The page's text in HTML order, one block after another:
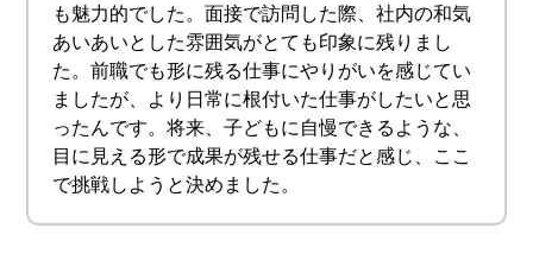
も魅力的でした。面接で訪問した際、社内の和気
あいあいとした雰囲気がとても印象に残りまし
た。前職でも形に残る仕事にやりがいを感じてい
ましたが、より日常に根付いた仕事がしたいと思
ったんです。将来、子どもに自慢できるような、
目に見える形で成果が残せる仕事だと感じ、ここ
で挑戦しようと決めました。